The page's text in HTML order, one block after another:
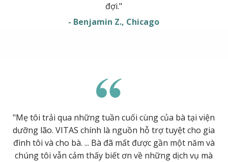
đợi."
- Benjamin Z., Chicago
"Mẹ tôi trải qua những tuần cuối cùng của bà tại viện
dưỡng lão. VITAS chính là nguồn hỗ trợ tuyệt cho gia
đình tôi và cho bà. ... Bà đã mất được gần một năm và
chúng tôi vẫn cảm thấy biết ơn về những dịch vụ mà